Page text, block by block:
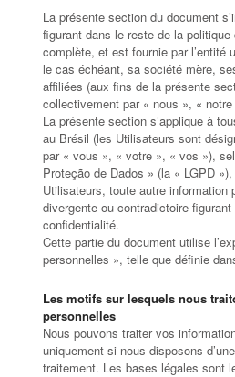
La présente section du document
figurant dans le reste de la
complète, et est fournie par l’entité
le cas échéant, sa société mère,
affiliées (aux fins de la présente
collectivement par « nous », «
La présente section s’applique à
au Brésil (les Utilisateurs sont
par « vous », « votre », « vos »),
Proteção de Dados » (la « LGPD
Utilisateurs, toute autre information
divergente ou contradictoire
confidentialité.
Cette partie du document utilise
personnelles », telle que définie
Les motifs sur lesquels nous
personnelles
Nous pouvons traiter vos
uniquement si nous disposons
traitement. Les bases légales sont